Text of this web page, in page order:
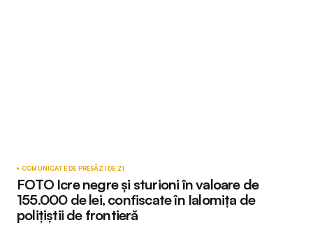
COMUNICATE DE PRESĂZI DE ZI
FOTO Icre negre și sturioni în valoare de
155.000 de lei, confiscate în Ialomița de
polițiștii de frontieră